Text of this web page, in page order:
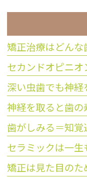
セカンドオピニ
深い虫歯でも神経
神経を取ると歯の
歯がしみる＝知覚
セラミックは一生